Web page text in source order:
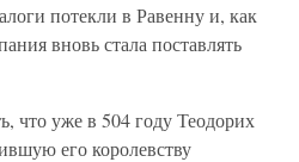
потекли в Равенну и, как
вновь стала поставлять
что уже в 504 году Теодорих
его королевству